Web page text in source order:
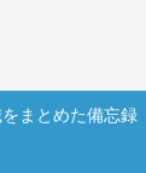
まとめた備忘録